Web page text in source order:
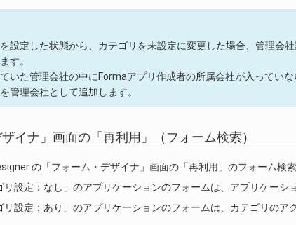
設定した状態から、カテゴリを未設定に変更した場合、管理会
す。
いた管理会社の中にFormaアプリ作成者の所属会社が入ってい
管理会社として追加します。
ザイナ」画面の「再利用」（フォーム検索）
の「フォーム・デザイナ」画面の「再利用」のフォーム検
リ設定：なし」のアプリケーションのフォームは、アプリケーシ
リ設定：あり」のアプリケーションのフォームは、カテゴリのア